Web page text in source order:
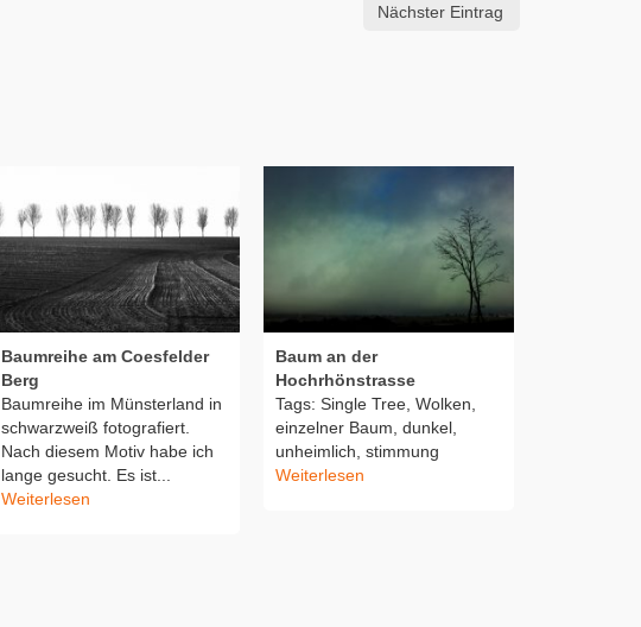
Nächster Eintrag
Baumreihe am Coesfelder
Berg
Baumreihe im Münsterland in
schwarzweiß fotografiert.
Nach diesem Motiv habe ich
lange gesucht. Es ist...
Weiterlesen
Baum an der
Hochrhönstrasse
Tags: Single Tree, Wolken,
einzelner Baum, dunkel,
unheimlich, stimmung
Weiterlesen